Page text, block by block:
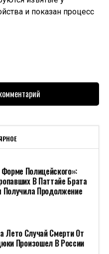
и показан процесс
Полицейского»:
В Паттайе Брата
Получила Продолжение
Лето Случай Смерти От
Произошел В России